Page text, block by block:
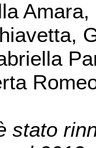
stato